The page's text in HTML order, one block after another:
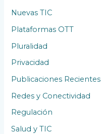
Nuevas TIC
Plataformas OTT
Pluralidad
Privacidad
Publicaciones Recientes
Redes y Conectividad
Regulación
Salud y TIC